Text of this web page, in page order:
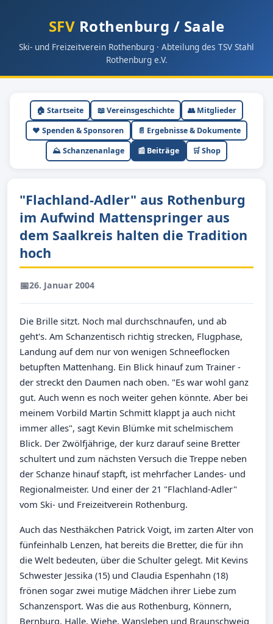
SFV Rothenburg / Saale
Ski- und Freizeitverein Rothenburg · Abteilung des TSV Stahl
Rothenburg e.V.
🏠 Startseite 📖 Vereinsgeschichte
👥 Mitglieder
❤️ Spenden & Sponsoren
📄 Ergebnisse & Dokumente
⛰ Schanzenanlage
📰 Beiträge 🛒 Shop
"Flachland-Adler" aus Rothenburg
im Aufwind Mattenspringer aus
dem Saalkreis halten die Tradition
hoch
📅26. Januar 2004
Die Brille sitzt. Noch mal durchschnaufen, und ab
geht's. Am Schanzentisch richtig strecken, Flugphase,
Landung auf dem nur von wenigen Schneeflocken
betupften Mattenhang. Ein Blick hinauf zum Trainer -
der streckt den Daumen nach oben. "Es war wohl ganz
gut. Auch wenn es noch weiter gehen könnte. Aber bei
meinem Vorbild Martin Schmitt klappt ja auch nicht
immer alles", sagt Kevin Blümke mit schelmischem
Blick. Der Zwölfjährige, der kurz darauf seine Bretter
schultert und zum nächsten Versuch die Treppe neben
der Schanze hinauf stapft, ist mehrfacher Landes- und
Regionalmeister. Und einer der 21 "Flachland-Adler"
vom Ski- und Freizeitverein Rothenburg.
Auch das Nesthäkchen Patrick Voigt, im zarten Alter von
fünfeinhalb Lenzen, hat bereits die Bretter, die für ihn
die Welt bedeuten, über die Schulter gelegt. Mit Kevins
Schwester Jessika (15) und Claudia Espenhahn (18)
frönen sogar zwei mutige Mädchen ihrer Liebe zum
Schanzensport. Was die aus Rothenburg, Könnern,
Bernburg, Halle, Wiehe, Wansleben und Braunschweig